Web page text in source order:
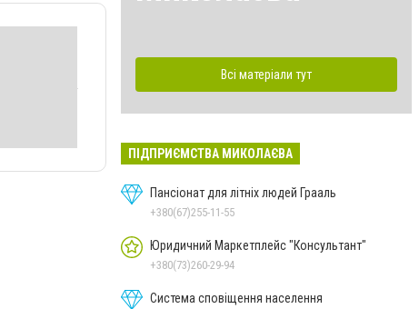
Всі матеріали тут
ПІДПРИЄМСТВА МИКОЛАЄВА
Пансіонат для літніх людей Грааль
+380(67)255-11-55
Юридичний Маркетплейс "Консультант"
+380(73)260-29-94
Система сповіщення населення